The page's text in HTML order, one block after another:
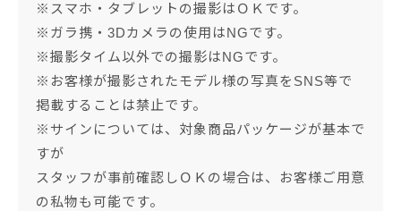
※スマホ・タブレットの撮影はＯＫです。
※ガラ携・3Dカメラの使用はNGです。
※撮影タイム以外での撮影はNGです。
※お客様が撮影されたモデル様の写真をSNS等で
掲載することは禁止です。
※サインについては、対象商品パッケージが基本で
すが
スタッフが事前確認しＯＫの場合は、お客様ご用意
の私物も可能です。